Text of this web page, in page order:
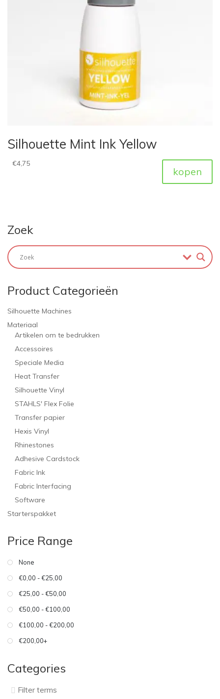
Silhouette Mint Ink Yellow
€4,75
kopen
Zoek
Product Categorieën
Silhouette Machines
Materiaal
Artikelen om te bedrukken
Accessoires
Speciale Media
Heat Transfer
Silhouette Vinyl
STAHLS' Flex Folie
Transfer papier
Hexis Vinyl
Rhinestones
Adhesive Cardstock
Fabric Ink
Fabric Interfacing
Software
Starterspakket
Price Range
None
€0,00 - €25,00
€25,00 - €50,00
€50,00 - €100,00
€100,00 - €200,00
€200,00+
Categories